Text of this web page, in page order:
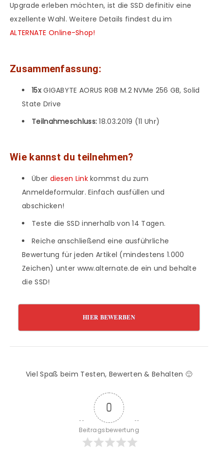
Upgrade erleben möchten, ist die SSD definitiv eine
exzellente Wahl. Weitere Details findest du im
ALTERNATE Online-Shop!
Zusammenfassung:
15xGIGABYTE AORUS RGB M.2 NVMe 256 GB, Solid
State Drive
Teilnahmeschluss: 18.03.2019 (11 Uhr)
Wie kannst du teilnehmen?
Über diesen Linkkommst du zum
Anmeldeformular. Einfach ausfüllen und
abschicken!
Teste die SSD innerhalb von 14 Tagen.
Reiche anschließend eine ausführliche
Bewertung für jeden Artikel (mindestens 1.000
Zeichen) unter www.alternate.de ein und behalte
die SSD!
HIER BEWERBEN
Viel Spaß beim Testen, Bewerten & Behalten 🙂
0
Beitragsbewertung